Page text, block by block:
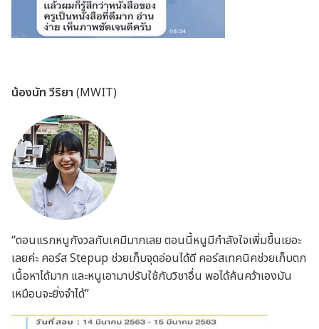
น้องนัท วีริยา (MWIT)
“ตอนแรกหนูกังวลกับเคมีมากเลย ตอนนี้หนูมีกำลังใจเพิ่มขึ้นเยอะ
เลยค่ะ คอร์ส Stepup ช่วยเก็บจุดอ่อนได้ดี คอร์สเทคนิคช่วยเก็บตก
เนื้อหาได้มาก และหนูเอามาปรับใช้กับวิชาอื่น พอได้ค้นคว้าเองมัน
เหมือนจะยิ่งจำได้”